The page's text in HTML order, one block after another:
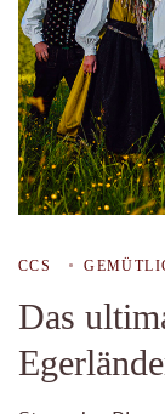
CCS
Das